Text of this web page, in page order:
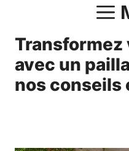
contenu
Transformez
avec un
nos conseils